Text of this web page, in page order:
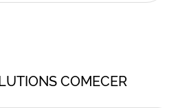
COMECER